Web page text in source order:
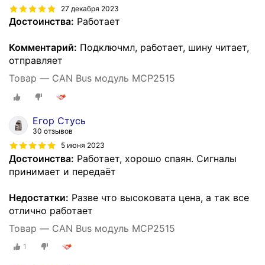
27 декабря 2023
Достоинства: Работает
Комментарий: Подключмл, работает, шину читает,
отправляет
Товар — CAN Bus модуль MCP2515
Егор Стусь
30 отзывов
5 июня 2023
Достоинства: Работает, хорошо спаян. Сигналы
принимает и передаёт
Недостатки: Разве что высоковата цена, а так все
отлично работает
Товар — CAN Bus модуль MCP2515
1